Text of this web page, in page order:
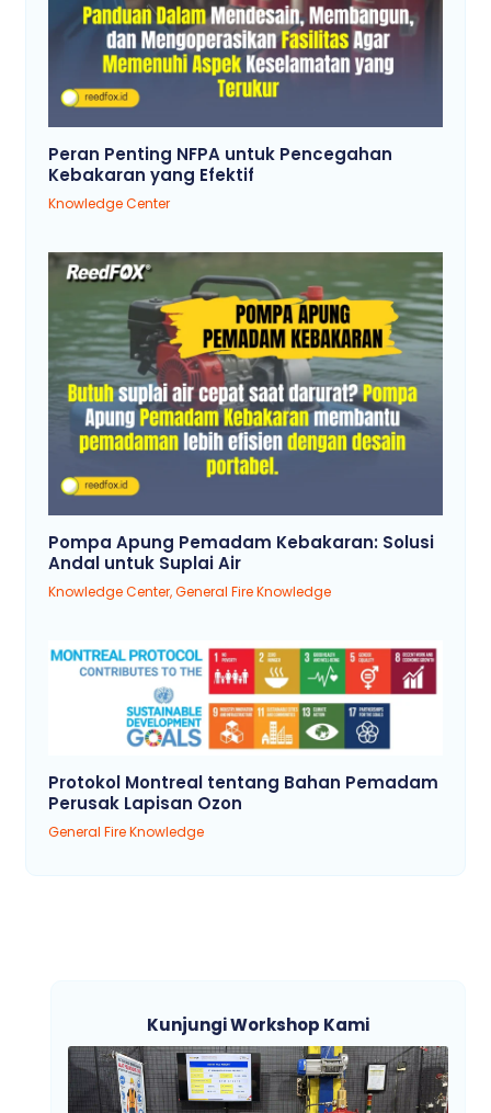
Peran Penting NFPA untuk Pencegahan
Kebakaran yang Efektif
Knowledge Center
Pompa Apung Pemadam Kebakaran: Solusi
Andal untuk Suplai Air
Knowledge Center,General Fire Knowledge
Protokol Montreal tentang Bahan Pemadam
Perusak Lapisan Ozon
General Fire Knowledge
Kunjungi Workshop Kami